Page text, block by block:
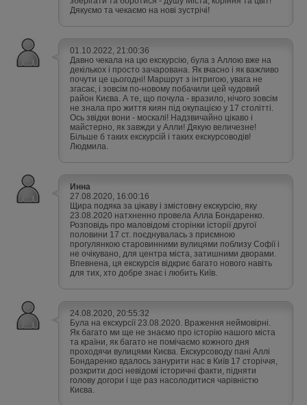
Дякуємо та чекаємо на нові зустрічі!
01.10.2022, 21:00:36
Давно чекала на цю екскурсію, була з Аллою вже на
декількох і просто зачарована. Як вчасно і як важливо
почути це цьогодні! Маршрут з інтригою, увага не
згасає, і зовсім по-новому побачили цей чудовий
район Києва. А те, що почула - вразило, нічого зовсім
не знала про життя киян під окупацією у 17 столітті.
Ось звідки вони - москалі! Надзвичайно цікаво і
майстерно, як завжди у Алли! Дякую величезне!
Більше б таких екскурсій і таких екскурсоводів!
Людмила.
Инна
27.08.2020, 16:00:16
Щира подяка за цікаву і змістовну екскурсію, яку
23.08.2020 натхненно провела Алла Бондаренко.
Розповідь про маловідомі сторінки історії другої
половини 17 ст. поєднувалась з приємною
прогулянкою старовинними вулицями поблизу Софії і
не очікувано, для центра міста, затишними дворами.
Впевнена, ця екскурсія відкриє багато нового навіть
для тих, хто добре знає і любить Київ.
24.08.2020, 20:55:32
Була на екскурсії 23.08.2020. Враження неймовірні.
Як багато ми ще не знаємо про історію нашого міста
та країни, як багато не помічаємо кожного дня
проходячи вулицями Києва. Екскурсоводу пані Аллі
Бондаренко вдалось занурити нас в Київ 17 сторіччя,
розкрити досі невідомі історичні факти, підняти
голову догори і ще раз насолодитися чарівністю
Києва.